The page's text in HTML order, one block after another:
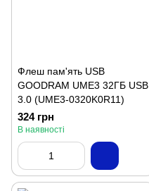
Флеш пам'ять USB
GOODRAM UME3 32ГБ USB
3.0 (UME3-0320K0R11)
324 грн
В наявності